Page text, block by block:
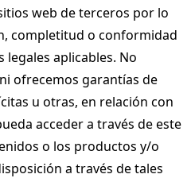
web de terceros por lo
completitud o conformidad
legales aplicables. No
ofrecemos garantías de
u otras, en relación con
acceder a través de este
o los productos y/o
a través de tales